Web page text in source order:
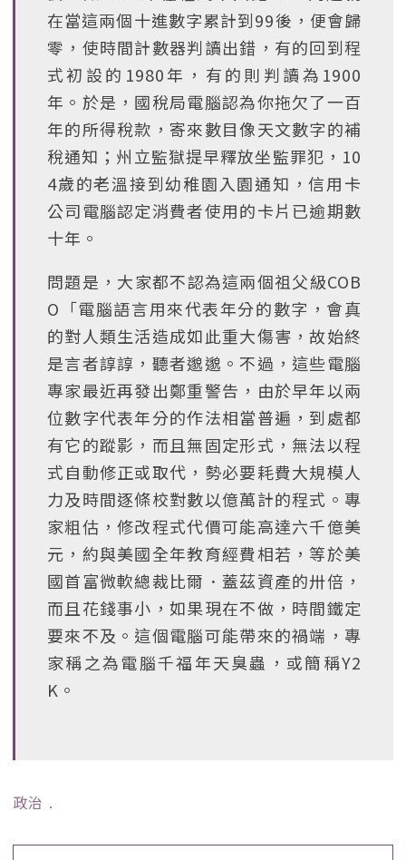
在當這兩個十進數字累計到99後，便會歸
零，使時間計數器判讀出錯，有的回到程
式初設的1980年，有的則判讀為1900
年。於是，國稅局電腦認為你拖欠了一百
年的所得稅款，寄來數目像天文數字的補
稅通知；州立監獄提早釋放坐監罪犯，10
4歲的老溫接到幼稚園入園通知，信用卡
公司電腦認定消費者使用的卡片已逾期數
十年。
問題是，大家都不認為這兩個祖父級COB
O「電腦語言用來代表年分的數字，會真
的對人類生活造成如此重大傷害，故始終
是言者諄諄，聽者邈邈。不過，這些電腦
專家最近再發出鄭重警告，由於早年以兩
位數字代表年分的作法相當普遍，到處都
有它的蹤影，而且無固定形式，無法以程
式自動修正或取代，勢必要耗費大規模人
力及時間逐條校對數以億萬計的程式。專
家粗估，修改程式代價可能高達六千億美
元，約與美國全年教育經費相若，等於美
國首富微軟總裁比爾．蓋茲資產的卅倍，
而且花錢事小，如果現在不做，時間鐵定
要來不及。這個電腦可能帶來的禍端，專
家稱之為電腦千福年天臭蟲，或簡稱Y2
K。
政治 ﹒